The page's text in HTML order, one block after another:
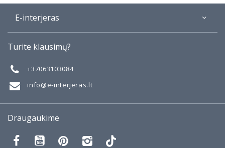
E-interjeras
Mano darbai
Taisyklės
Turite klausimų?
+37063103084
info@e-interjeras.lt
Draugaukime